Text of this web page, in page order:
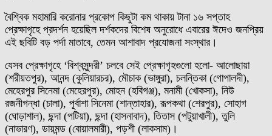
বৈশ্বিক মহামারি করোনার প্রকোপ কিছুটা কম থাকায় টানা ১৬ সপ্তাহ
প্রেক্ষাগৃহে প্রদর্শন হয়েছিল দর্শকদের বিশেষ অনুরোধে এবারের ঈদেও জনপ্রিয়
এই ছবিটি বড় পর্দা মাতাবে, তেমন আশাবাদ প্রযোজনা সংস্থার।
যেসব প্রেক্ষাগৃহে ‘বিশ্বসুন্দরী’ চলবে সেই প্রেক্ষাগৃহগুলো হলো- আলোছায়া
(শরীয়তপুর), আনন্দ (কুলিয়ারচর), মৌচাক (ভাঙ্গুরা), চলন্তিকা (গোপালদী),
মেহেরপুর সিনেমা (মেহেরপুর), মোহন (হবিগঞ্জ), মনামী (খোকসা), নিউ
রজনীগন্ধা (চালা), পূর্বাশা সিনেমা (শান্তাহার), রূপকথা (শেরপুর), সোহাগ
(ঘোড়াশাল), ছন্দা (পটিয়া), ছন্দা (হাসনাবাদ), তিতাস (পটুয়াখালী), তুলি
(নাভারণ), ডায়মন্ড (বোয়ালমারী), পড়শী (লাকসাম)।